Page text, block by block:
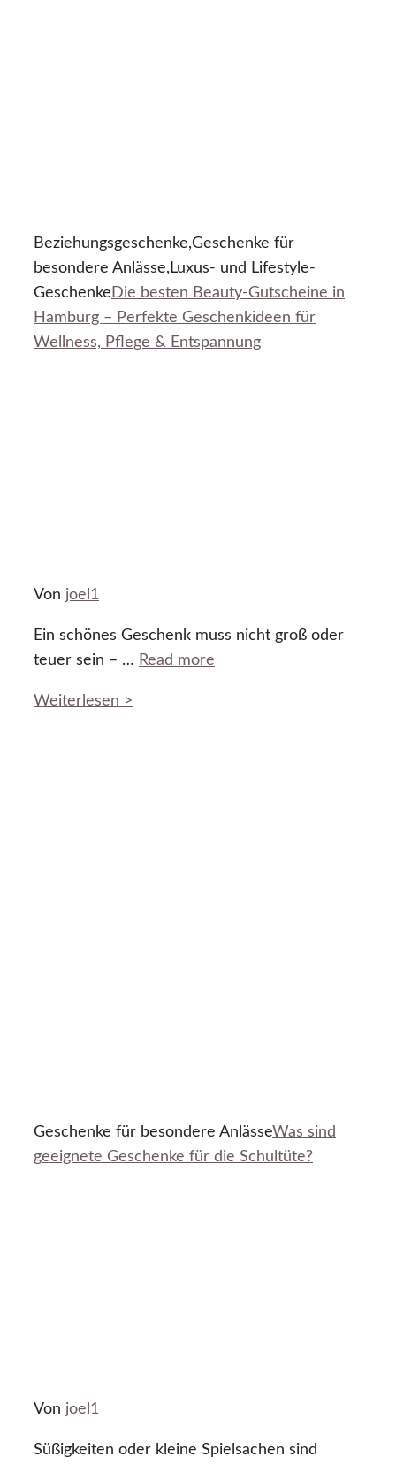
Beziehungsgeschenke,Geschenke für
besondere Anlässe,Luxus- und Lifestyle-
Geschenke Die besten Beauty-Gutscheine in
Hamburg – Perfekte Geschenkideen für
Wellness, Pflege & Entspannung
Von joel1
Ein schönes Geschenk muss nicht groß oder
teuer sein – … Read more
Weiterlesen >
Geschenke für besondere AnlässeWas sind
geeignete Geschenke für die Schultüte?
Von joel1
Süßigkeiten oder kleine Spielsachen sind